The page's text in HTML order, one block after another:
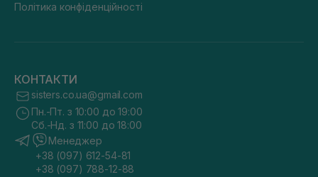
Політика конфіденційності
КОНТАКТИ
sisters.co.ua@gmail.com
Пн.-Пт. з 10:00 до 19:00
Сб.-Нд. з 11:00 до 18:00
Менеджер
+38 (097) 612-54-81
+38 (097) 788-12-88